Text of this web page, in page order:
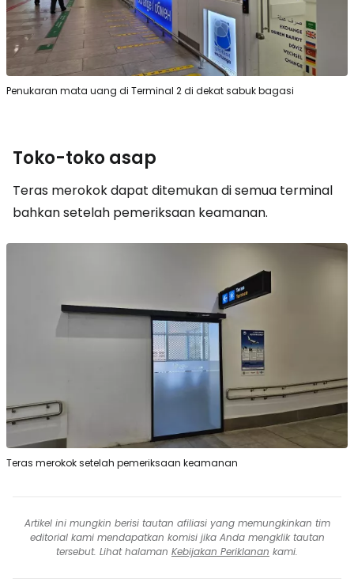
Penukaran mata uang di Terminal 2 di dekat sabuk bagasi
Toko-toko asap
Teras merokok dapat ditemukan di semua terminal
bahkan setelah pemeriksaan keamanan.
Teras merokok setelah pemeriksaan keamanan
Artikel ini mungkin berisi tautan afiliasi yang memungkinkan tim
editorial kami mendapatkan komisi jika Anda mengklik tautan
tersebut. Lihat halaman Kebijakan Periklanan kami.